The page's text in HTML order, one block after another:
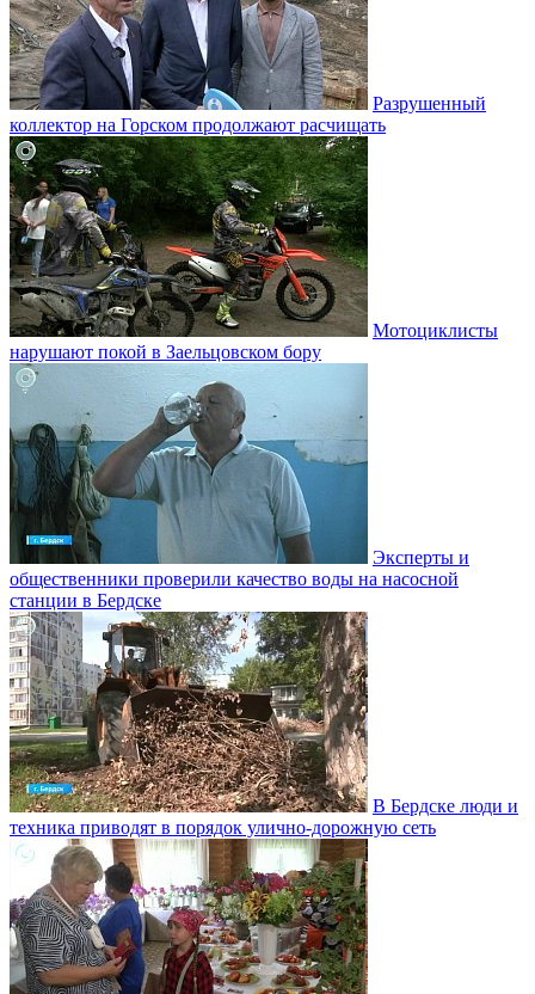
Разрушенный
коллектор на Горском продолжают расчищать
Мотоциклисты
нарушают покой в Заельцовском бору
Эксперты и
общественники проверили качество воды на насосной
станции в Бердске
В Бердске люди и
техника приводят в порядок улично‑дорожную сеть